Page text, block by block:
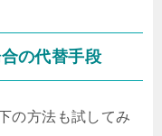
の代替手段
の方法も試してみ